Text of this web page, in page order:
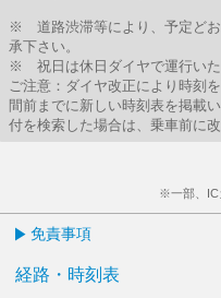
※ 道路渋滞等により、予定どお
承下さい。
※ 祝日は休日ダイヤで運行いた
ご注意：ダイヤ改正により時刻
間前までに新しい時刻表を掲載
付を検索した場合は、乗車前に
※一部、IC
免責事項
経路・時刻表